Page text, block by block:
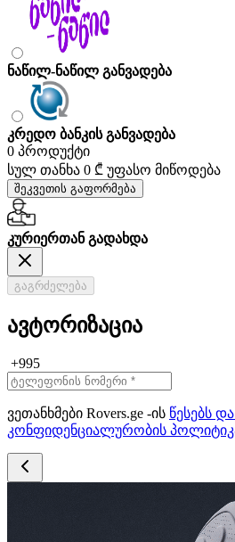
ნაწილ-ნაწილ განვადება
კრედო ბანკის განვადება
0 პროდუქტი
სულ თანხა 0 ₾ უფასო მიწოდება
შეკვეთის გაფორმება
კურიერთან გადახდა
გაგრძელება
ავტორიზაცია
+995
ვეთანხმები Rovers.ge -ის წესებს
კონფიდენციალურობის